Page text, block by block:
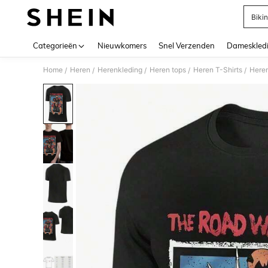
Categorieën Nieuwkomers Snel Verzenden
Home / Heren / Herenkleding / Heren tops / Heren T-Shirts /